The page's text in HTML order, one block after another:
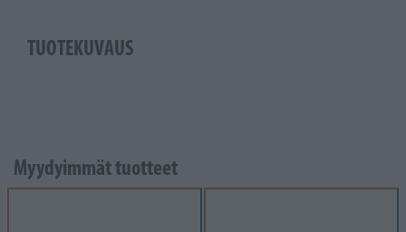
TUOTEKUVAUS
Myydyimmät tuotteet